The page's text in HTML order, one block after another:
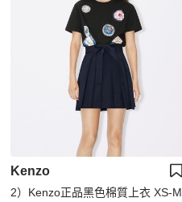
Kenzo
2）Kenzo正品黑色棉質上衣 XS-M